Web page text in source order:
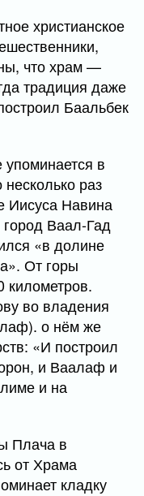
христианское
что храм —
традиция даже
Баальбек
в
раз
Иисуса Навина
Ваал-Гад
«в долине
От горы
километров.
во владения
о нём же
«И построил
и Ваалаф и
и на
Плача в
от Храма
кладку